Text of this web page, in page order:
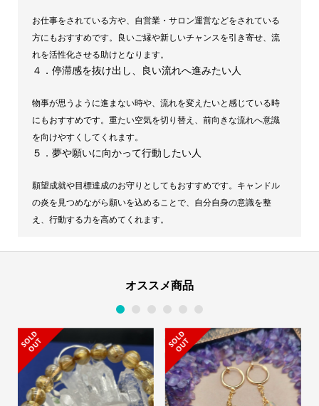
お仕事をされている方や、自営業・サロン運営などをされている
方にもおすすめです。良いご縁や新しいチャンスを引き寄せ、流
れを活性化させる助けとなります。
４．停滞感を抜け出し、良い流れへ進みたい人
物事が思うように進まない時や、流れを変えたいと感じている時
にもおすすめです。重たい空気を切り替え、前向きな流れへ意識
を向けやすくしてくれます。
５．夢や願いに向かって行動したい人
願望成就や目標達成のお守りとしてもおすすめです。キャンドル
の炎を見つめながら願いを込めることで、自分自身の意識を整
え、行動する力を高めてくれます。
オススメ商品
S
O
L
D
O
U
T S
O
L
D
O
U
T
1 2 3 4 5 6